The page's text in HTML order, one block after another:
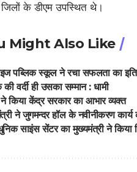
के डीएम उपस्थित थे।
Might Also Like
पब्लिक स्कूल ने रचा सफलता का
वर्दी ही उसका सम्मान : धामी
किया केंद्र सरकार का आभार व्यक्त
ने जुगमन्दर हॉल के नवीनीकरण कार्य
साइंस सेंटर का मुख्यमंत्री ने किया